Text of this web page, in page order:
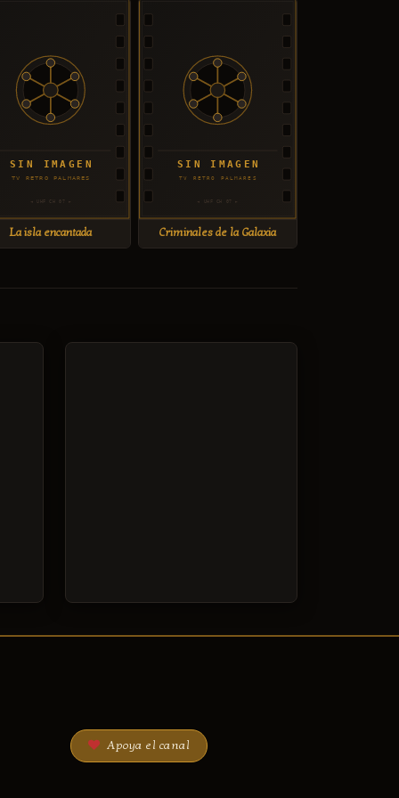
La isla encantada Criminales de la Galaxia
Apoya el canal